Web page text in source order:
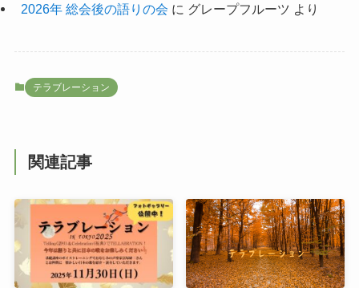
2026年 総会後の語りの会 に グレープフルーツ より
テラブレーション
関連記事